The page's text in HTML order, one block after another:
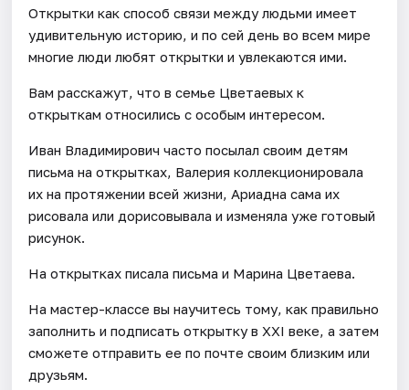
Открытки как способ связи между людьми имеет
удивительную историю, и по сей день во всем мире
многие люди любят открытки и увлекаются ими.
Вам расскажут, что в семье Цветаевых к
открыткам относились с особым интересом.
Иван Владимирович часто посылал своим детям
письма на открытках, Валерия коллекционировала
их на протяжении всей жизни, Ариадна сама их
рисовала или дорисовывала и изменяла уже готовый
рисунок.
На открытках писала письма и Марина Цветаева.
На мастер-классе вы научитесь тому, как правильно
заполнить и подписать открытку в XXI веке, а затем
сможете отправить ее по почте своим близким или
друзьям.